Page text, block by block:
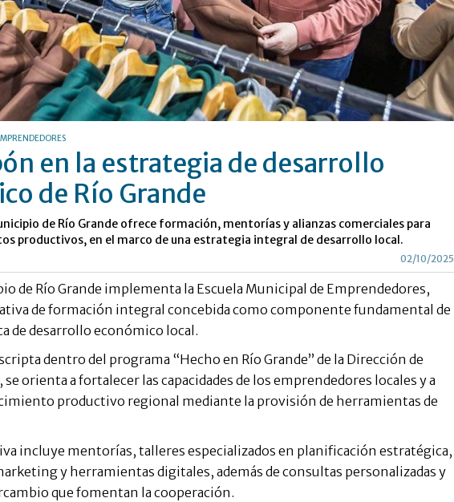
en la estrategia de desarrollo
de Río Grande
de Río Grande ofrece formación, mentorías y alianzas comerciales para
productivos, en el marco de una estrategia integral de desarrollo local.
02/10/2025
de Río Grande implementa la Escuela Municipal de Emprendedores,
de formación integral concebida como componente fundamental de
de desarrollo económico local.
dentro del programa “Hecho en Río Grande” de la Dirección de
orienta a fortalecer las capacidades de los emprendedores locales y a
productivo regional mediante la provisión de herramientas de
incluye mentorías, talleres especializados en planificación estratégica,
y herramientas digitales, además de consultas personalizadas y
que fomentan la cooperación.